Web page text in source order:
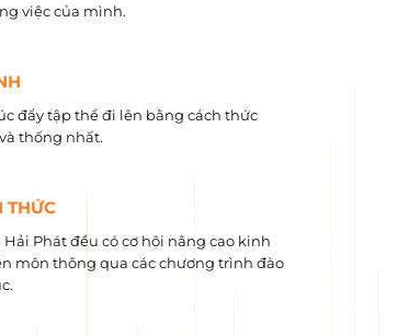
việc của mình.
đẩy tập thể đi lên bằng cách thức
thống nhất.
THỨC
Phát đều có cơ hội nâng cao kinh
môn thông qua các chương trình đào